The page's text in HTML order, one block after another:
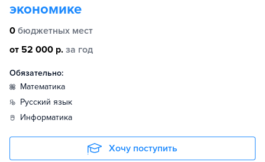
экономике
0 бюджетных мест
от 52 000 р. за год
Обязательно:
математика
русский язык
информатика
Хочу поступить